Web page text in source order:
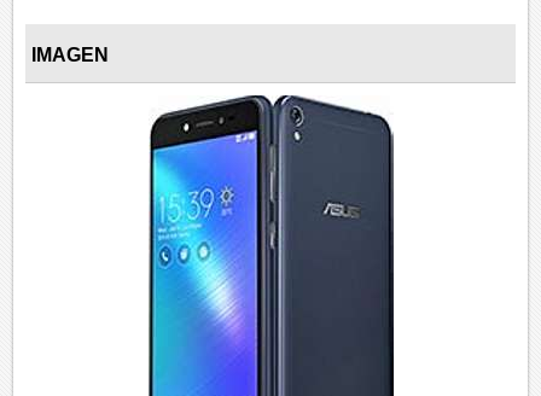
IMAGEN